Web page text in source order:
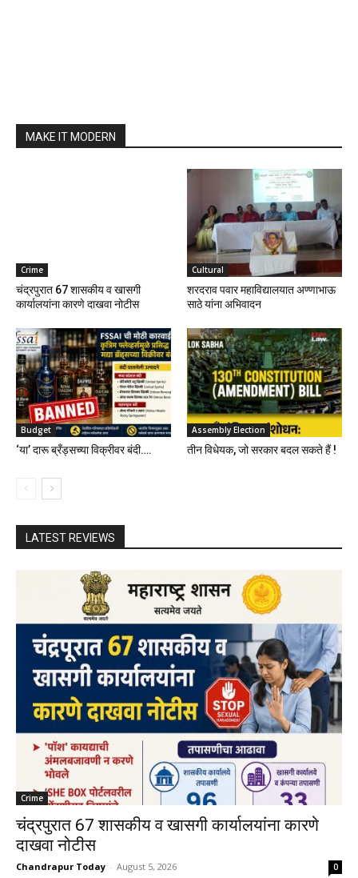
MAKE IT MODERN
Crime
चंद्रपुरात 67 शासकीय व खासगी
कार्यालयांना कारणे दाखवा नोटीस
Cultural
शरदराव पवार महाविद्यालयात अण्णाभाऊ
साठे यांना अभिवादन
Budget
‘या’ दारू ब्रँड्सच्या विक्रीवर बंदी….
Assembly Election
तीन विधेयक, जो सरकार बदल सकते हैं !
LATEST REVIEWS
Crime
चंद्रपुरात 67 शासकीय व खासगी कार्यालयांना कारणे
दाखवा नोटीस
Chandrapur Today - August 5, 2026 0